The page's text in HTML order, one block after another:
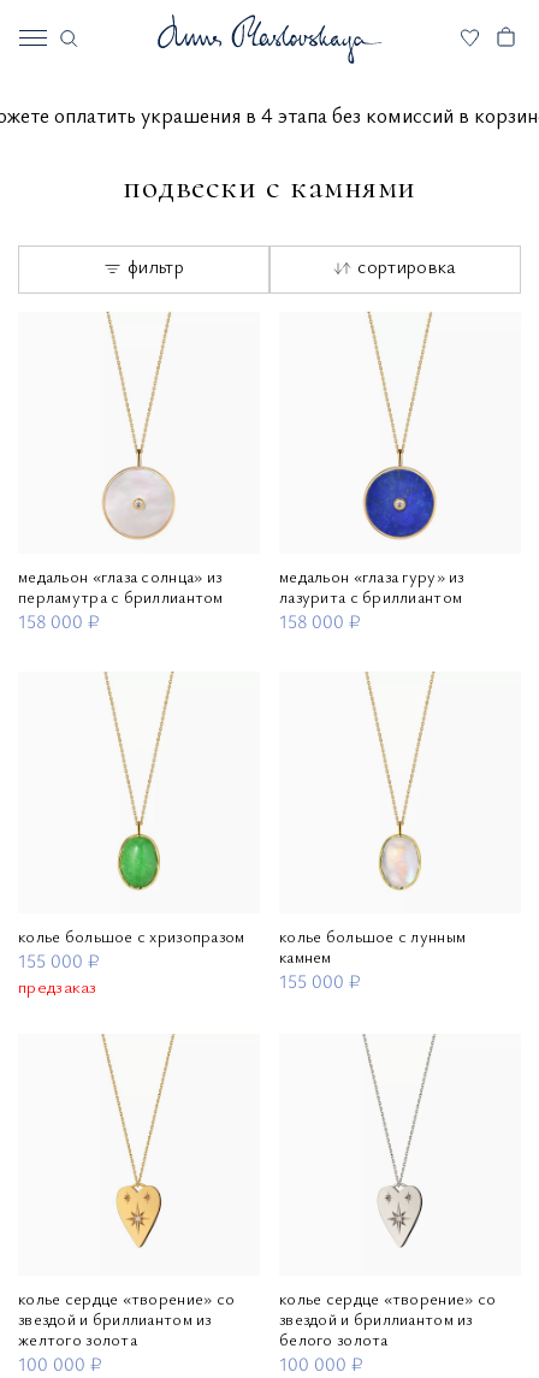
можете оплатить украшения в 4 этапа без комиссий в
подвески с камнями
фильтр сортировка
медальон «глаза солнца» из
перламутра с бриллиантом
158 000 ₽
медальон «глаза гуру» из
лазурита с бриллиантом
158 000 ₽
колье большое с хризопразом
155 000 ₽
предзаказ
колье большое с лунным
камнем
155 000 ₽
колье сердце «творение» со
звездой и бриллиантом из
желтого золота
100 000 ₽
колье сердце «творение» со
звездой и бриллиантом из
белого золота
100 000 ₽